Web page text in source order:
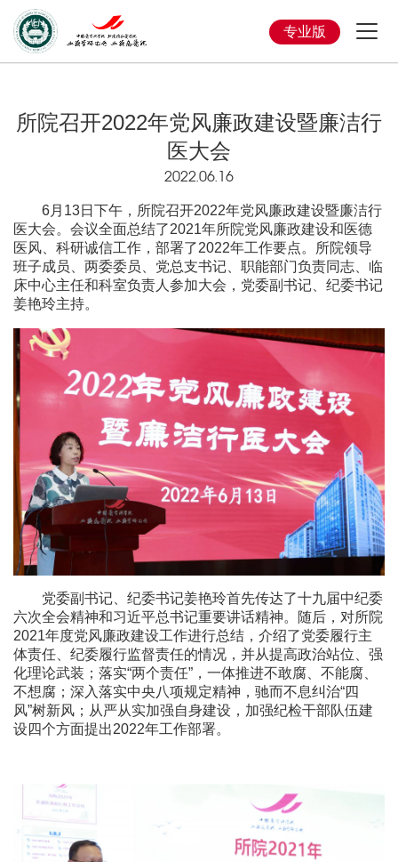
专业版
所院召开2022年党风廉政建设暨廉洁行
医大会
2022.06.16
6月13日下午，所院召开2022年党风廉政建设暨廉洁行
医大会。会议全面总结了2021年所院党风廉政建设和医德
医风、科研诚信工作，部署了2022年工作要点。所院领导
班子成员、两委委员、党总支书记、职能部门负责同志、临
床中心主任和科室负责人参加大会，党委副书记、纪委书记
姜艳玲主持。
党委副书记、纪委书记姜艳玲首先传达了十九届中纪委
六次全会精神和习近平总书记重要讲话精神。随后，对所院
2021年度党风廉政建设工作进行总结，介绍了党委履行主
体责任、纪委履行监督责任的情况，并从提高政治站位、强
化理论武装；落实“两个责任”，一体推进不敢腐、不能腐、
不想腐；深入落实中央八项规定精神，驰而不息纠治“四
风”树新风；从严从实加强自身建设，加强纪检干部队伍建
设四个方面提出2022年工作部署。